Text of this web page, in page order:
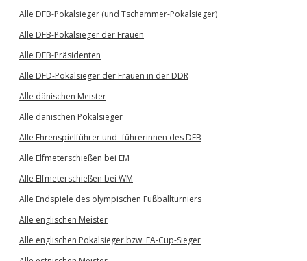
Alle DFB-Pokalsieger (und Tschammer-Pokalsieger)
Alle DFB-Pokalsieger der Frauen
Alle DFB-Präsidenten
Alle DFD-Pokalsieger der Frauen in der DDR
Alle dänischen Meister
Alle dänischen Pokalsieger
Alle Ehrenspielführer und -führerinnen des DFB
Alle Elfmeterschießen bei EM
Alle Elfmeterschießen bei WM
Alle Endspiele des olympischen Fußballturniers
Alle englischen Meister
Alle englischen Pokalsieger bzw. FA-Cup-Sieger